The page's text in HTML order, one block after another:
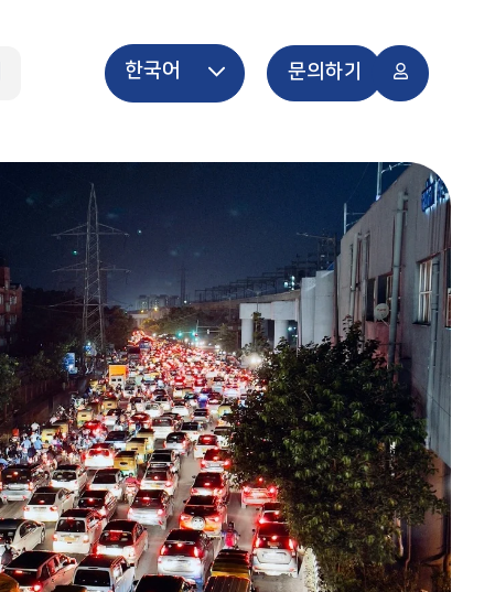
한국어 문의하기